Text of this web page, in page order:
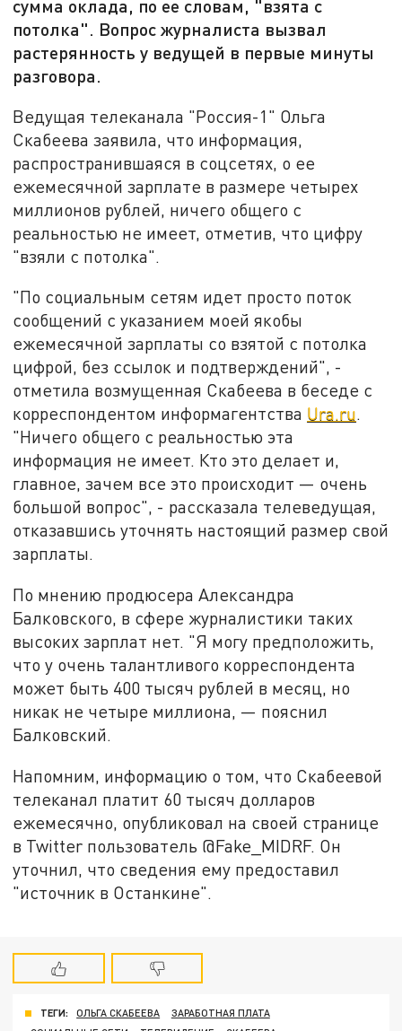
сумма оклада, по ее словам, "взята с
потолка". Вопрос журналиста вызвал
растерянность у ведущей в первые минуты
разговора.
Ведущая телеканала "Россия-1" Ольга
Скабеева заявила, что информация,
распространившаяся в соцсетях, о ее
ежемесячной зарплате в размере четырех
миллионов рублей, ничего общего с
реальностью не имеет, отметив, что цифру
"взяли с потолка".
"По социальным сетям идет просто поток
сообщений с указанием моей якобы
ежемесячной зарплаты со взятой с потолка
цифрой, без ссылок и подтверждений", -
отметила возмущенная Скабеева в беседе с
корреспондентом информагентства Ura.ru.
"Ничего общего с реальностью эта
информация не имеет. Кто это делает и,
главное, зачем все это происходит — очень
большой вопрос", - рассказала телеведущая,
отказавшись уточнять настоящий размер свой
зарплаты.
По мнению продюсера Александра
Балковского, в сфере журналистики таких
высоких зарплат нет. "Я могу предположить,
что у очень талантливого корреспондента
может быть 400 тысяч рублей в месяц, но
никак не четыре миллиона, — пояснил
Балковский.
Напомним, информацию о том, что Скабеевой
телеканал платит 60 тысяч долларов
ежемесячно, опубликовал на своей странице
в Twitter пользователь @Fake_MIDRF. Он
уточнил, что сведения ему предоставил
"источник в Останкине".
ТЕГИ: ОЛЬГА СКАБЕЕВА
ЗАРАБОТНАЯ ПЛАТА